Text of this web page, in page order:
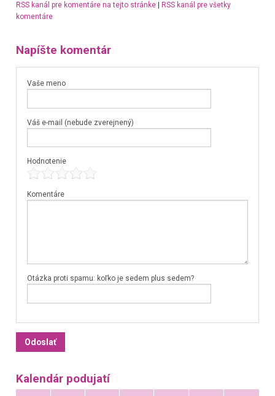
RSS kanál pre komentáre na tejto stránke|
RSS kanál pre všetky
komentáre
Napíšte komentár
Vaše meno
Váš e-mail (nebude zverejnený)
Hodnotenie
Komentáre
Otázka proti spamu: koľko je sedem plus sedem?
Kalendár podujatí